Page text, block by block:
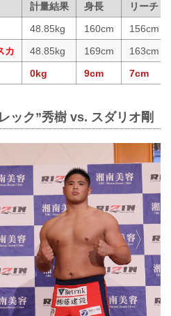
計量結果 身長
リーチ
48.85kg 160cm
156cm
カ
48.85kg 169cm
163cm
0kg 9cm 7cm
ック”秀樹 vs. スダリオ剛